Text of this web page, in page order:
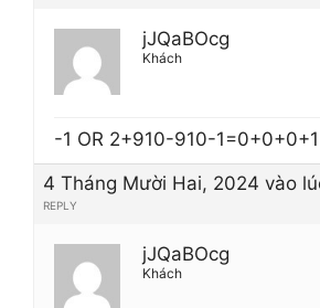
jJQaBOcg
Khách
-1 OR 2+910-910-
4 Tháng Mười Hai, 2024 vào
REPLY
jJQaBOcg
Khách